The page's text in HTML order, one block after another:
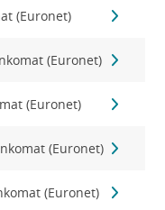
(Euronet)
(Euronet)
(Euronet)
(Euronet)
(Euronet)